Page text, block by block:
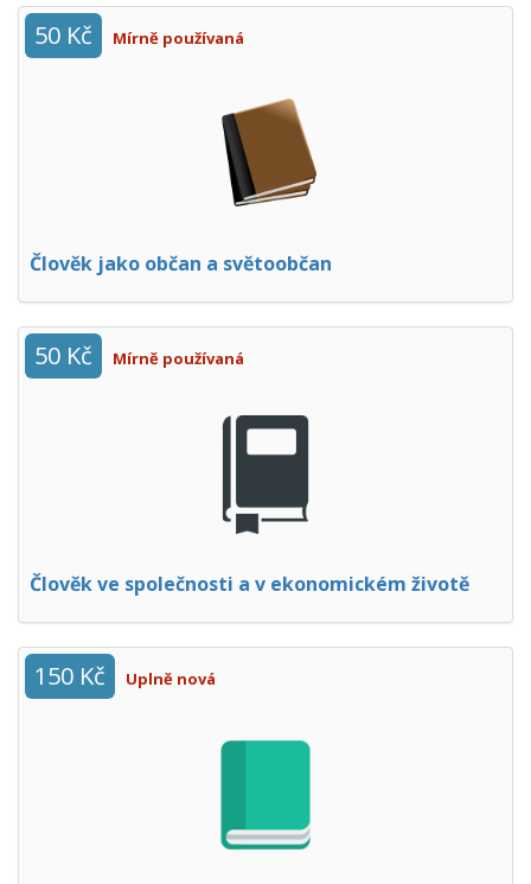
50 Kč Mírně používaná
Člověk jako občan a světoobčan
50 Kč Mírně používaná
Člověk ve společnosti a v ekonomickém životě
150 Kč Uplně nová